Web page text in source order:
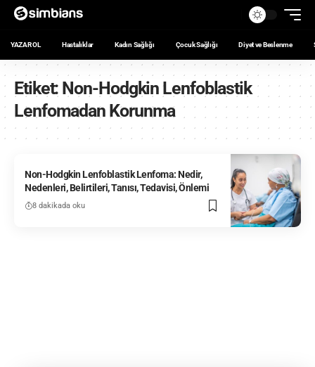
YAZAR OL Hastalıklar Kadın Sağlığı Çocuk Sağlığı Diyet ve Beslenme
Etiket: Non-Hodgkin Lenfoblastik
Lenfomadan Korunma
Non-Hodgkin Lenfoblastik Lenfoma: Nedir,
Nedenleri, Belirtileri, Tanısı, Tedavisi, Önlemi
8 dakikada oku